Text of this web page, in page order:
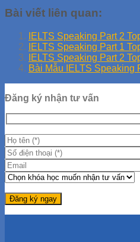
Bài viết liên quan:
IELTS Speaking Part 2
IELTS Speaking Part 1
IELTS Speaking Part 2
Bài Mẫu IELTS Speaking
Đăng ký nhận tư vấn